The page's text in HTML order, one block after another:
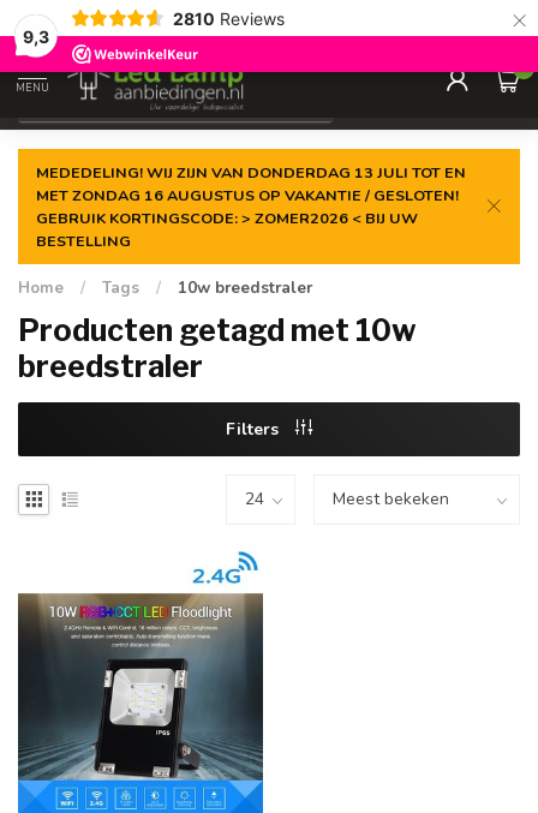
9,3
2810 Reviews ×
Gegarandeerde delaagste prijs
MENU
0
MEDEDELING! WIJ ZIJN VAN DONDERDAG 13 JULI TOT EN
MET ZONDAG 16 AUGUSTUS OP VAKANTIE / GESLOTEN!
GEBRUIK KORTINGSCODE: > ZOMER2026 < BIJ UW
BESTELLING
Home / Tags / 10w breedstraler
Producten getagd met 10w
breedstraler
Filters